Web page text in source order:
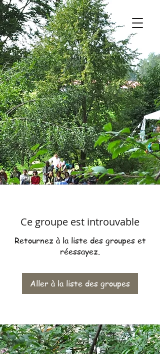
Ce groupe est introuvable
Retournez à la liste des groupes et
réessayez.
Aller à la liste des groupes